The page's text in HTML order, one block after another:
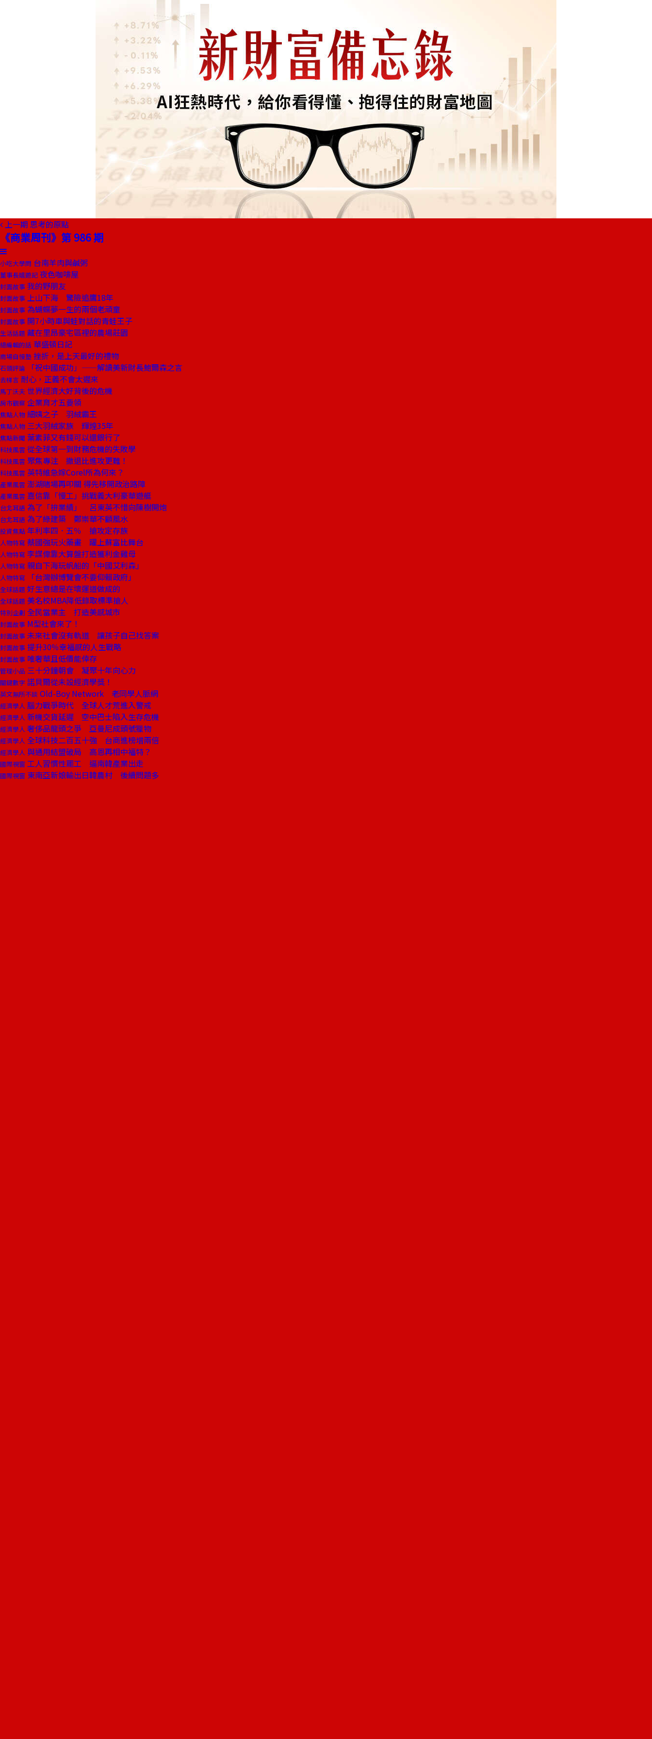
上一期 思考的原點
《商業周刊》第 986 期
小吃大學問 台南羊肉與鹹粥
董事長嬉遊記 夜色咖啡屋
封面故事 我的野朋友
封面故事 上山下海 驚險追鷹18年
封面故事 為蝴蝶夢一生的兩個老頑童
封面故事 開7小時車與蛙對話的青蛙王子
生活話題 藏在里昂豪宅區裡的農場莊園
總編輯的話 華盛頓日記
商場自慢塾 挫折，是上天最好的禮物
石頭評論 「祝中國成功」——解讀美新財長鮑爾森之言
去梯言 耐心，正義不會太遲來
馬丁沃夫 世界經濟大好背後的危機
房市觀察 企業育才五要領
焦點人物 細姨之子 羽絨霸王
焦點人物 三大羽絨家族 輝煌35年
焦點新聞 葉素菲又有錢可以還銀行了
科技風雲 從全球第一到財務危機的失敗學
科技風雲 聚焦專注 撤退比進攻更難！
科技風雲 英特維急嫁Corel所為何來？
產業風雲 澎湖賭場再叩關 得先移開政治路障
產業風雲 嘉信靠「慢工」挑戰義大利豪華遊艇
台北耳語 為了「拚業績」 呂東英不惜向陳樹開炮
台北耳語 為了綠建築 鄭崇華不顧風水
投資焦點 年利率四．五％ 搶攻定存族
人物特寫 蔡國強玩火藥畫 躍上蘇富比舞台
人物特寫 李謀偉靠大算盤打造獲利金雞母
人物特寫 親自下海玩帆船的「中國艾利森」
人物特寫 「台灣辦博覽會不要仰賴政府」
全球話題 好生意總是在壞運道做成的
全球話題 美名校MBA降低錄取標準搶人
特別企劃 全民當業主 打造美感城市
封面故事 M型社會來了！
封面故事 未來社會沒有軌道 讓孩子自己找答案
封面故事 提升30％幸福感的人生戰略
封面故事 唯奢華且低價能倖存
管理小品 三十分鐘朝會 凝聚十年向心力
關鍵數字 諾貝爾從未設經濟學獎！
英文無所不談 Old-Boy Network 老同學人脈網
經濟學人 腦力戰爭時代 全球人才荒進入警戒
經濟學人 新機交貨延遲 空中巴士陷入生存危機
經濟學人 奢侈品龍頭之爭 亞曼尼成頭號獵物
經濟學人 全球科技二百五十強 台商進榜增兩倍
經濟學人 與通用結盟破局 高恩再相中福特？
國際視窗 工人習慣性罷工 逼南韓產業出走
國際視窗 東南亞新娘輸出日韓農村 後續問題多